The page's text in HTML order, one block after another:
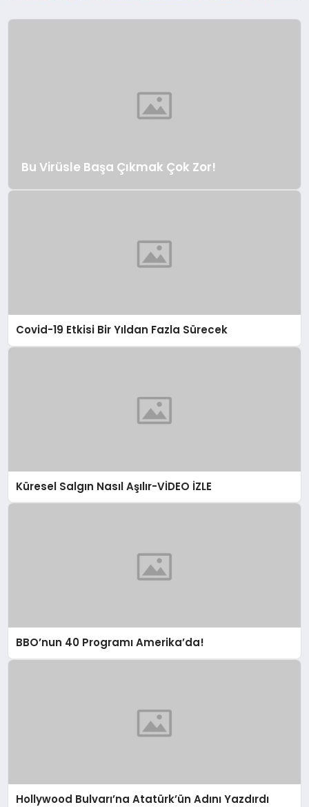
keyfi vadeden incisi Hurghada,
tatilcilerin yeni gözdesi oldu.
Bu Virüsle Başa Çıkmak Çok Zor!
Covid-19 Etkisi Bir Yıldan Fazla Sürecek
Küresel Salgın Nasıl Aşılır-VİDEO İZLE
BBO’nun 40 Programı Amerika’da!
Hollywood Bulvarı’na Atatürk’ün Adını Yazdırdı